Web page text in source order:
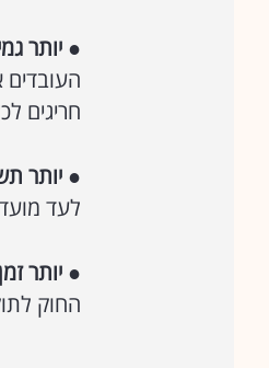
● יותר
חריגים
● יותר
לעד
● יותר
החוק